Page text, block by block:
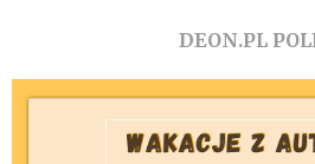
DEON.PL